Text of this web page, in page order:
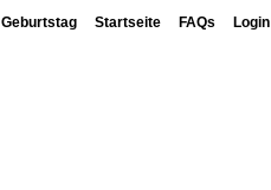
Geburtstag Startseite FAQs Login